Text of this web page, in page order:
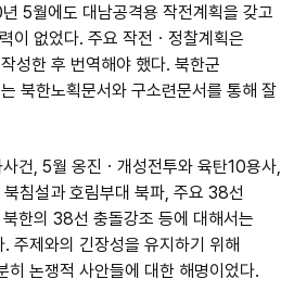
5월에도 대남공격용 작전계획을 갖고
이 없었다. 주요 작전ㆍ정찰계획은
성한 후 번역해야 했다. 북한군
북한노획문서와 구소련문서를 통해 잘
건, 5월 옹진ㆍ개성전투와 육탄10용사,
침설과 호림부대 북파, 주요 38선
한의 38선 충돌강조 등에 대해서는
주제와의 긴장성을 유지하기 위해
히 논쟁적 사안들에 대한 해명이었다.